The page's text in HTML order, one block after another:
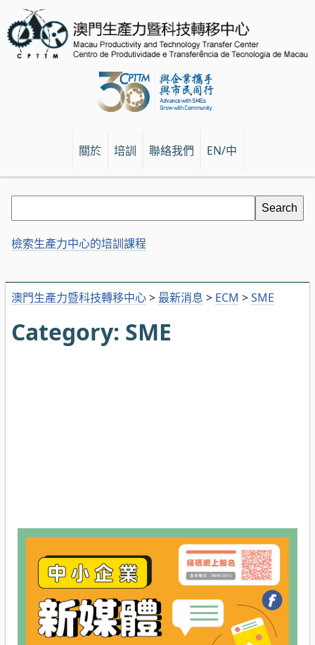
關於 培訓 聯絡我們 EN/中
澳門生產力暨科技轉移中心> 最新消息 > ECM >SME
Category: SME
檢索生產力中心的培訓課程